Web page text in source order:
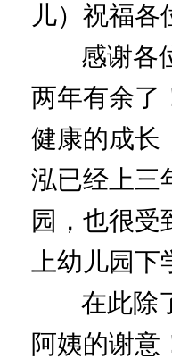
儿）祝福
感谢各位
两年有余了
健康的成长
泓已经上三
园，也很受
上幼儿园下
在此除了
阿姨的谢意